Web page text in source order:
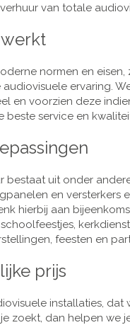
van totale
normen en
ervaring.
en voorzien deze
service en
bestaat uit onder
en versterkers
hierbij aan
feesten en
prijs
installaties, dat
zoekt, dan helpen we